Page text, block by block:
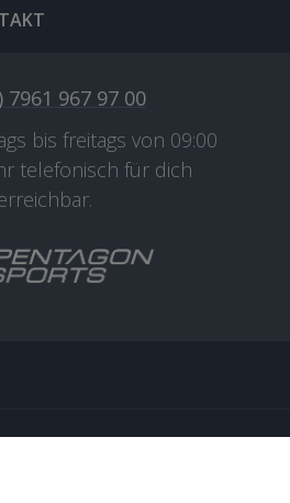
7961 967 97 00
bis freitags von 09:00
telefonisch für dich